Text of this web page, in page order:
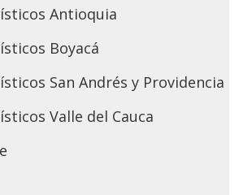
Antioquia
Boyacá
San Andrés y Providencia
Valle del Cauca